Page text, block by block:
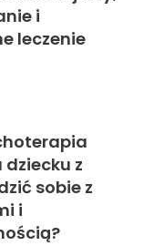
i
leczenie
z
sobie z
i